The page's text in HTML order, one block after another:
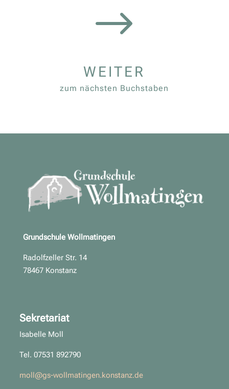
$
WEITER
zum nächsten Buchstaben
Grundschule Wollmatingen
Radolfzeller Str. 14
78467 Konstanz
Sekretariat
Isabelle Moll
Tel. 07531 892790
moll@gs-wollmatingen.konstanz.de